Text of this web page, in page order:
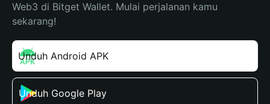
Web3 di Bitget Wallet. Mulai perjalanan kamu
sekarang!
Unduh Android APK
Unduh Google Play